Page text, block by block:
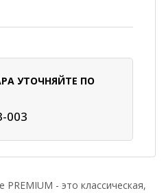
УТОЧНЯЙТЕ ПО
003
- это классическая,